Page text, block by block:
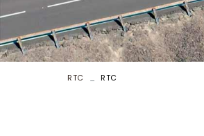
RTC RTC